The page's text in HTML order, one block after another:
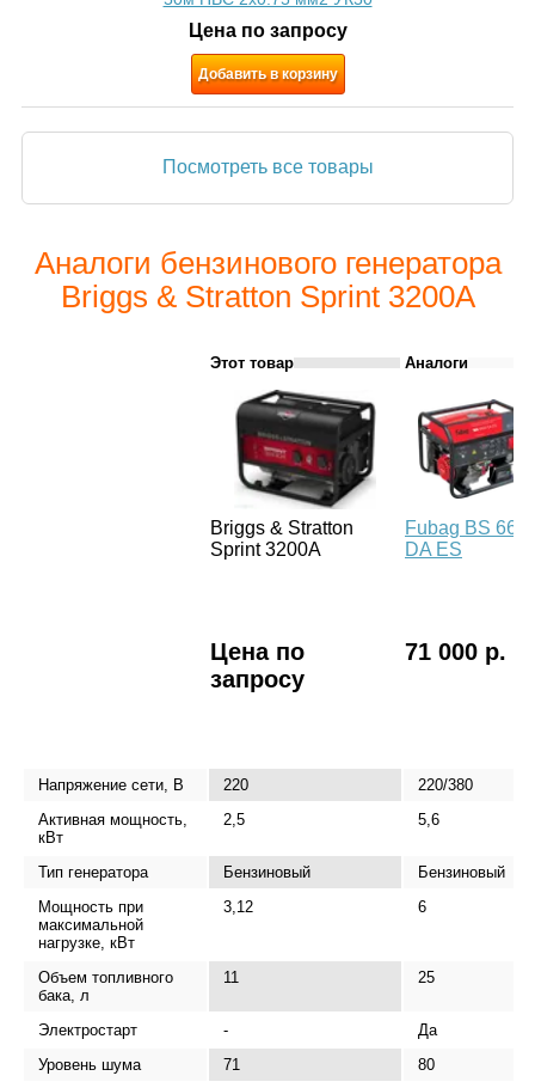
Цена по запросу
Добавить в корзину
Посмотреть все товары
Аналоги бензинового генератора
Briggs & Stratton Sprint 3200A
Этот товар Аналоги
Briggs & Stratton
Sprint 3200A
Fubag BS
DA ES
Цена по
запросу
71 000 р.
Напряжение сети, В 220
220/380
Активная мощность,
кВт
2,5 5,6
Тип генератора Бензиновый
Бензиновый
Мощность при
максимальной
нагрузке, кВт
3,12 6
Объем топливного
бака, л
11 25
Электростарт -
Да
Уровень шума
71
80